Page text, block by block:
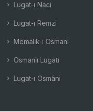
Lugat-ı Naci
Lugat-ı Remzi
Memalik-i Osmani
Osmanlı Lugatı
Lugat-ı Osmâni